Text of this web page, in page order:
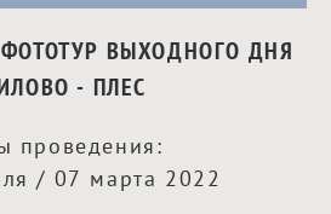
ВЫХОДНОГО ДНЯ
- ПЛЕС
проведения:
/ 07 марта 2022